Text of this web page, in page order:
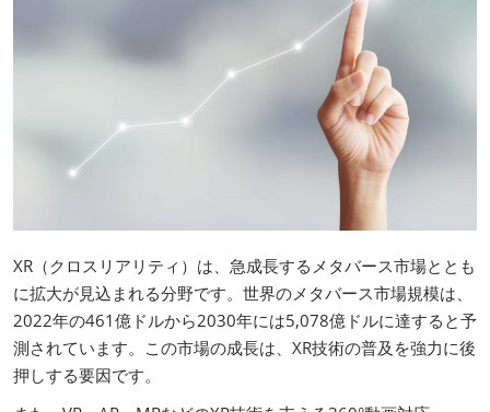
XR（クロスリアリティ）は、急成長するメタバース市場ととも
に拡大が見込まれる分野です。世界のメタバース市場規模は、
2022年の461億ドルから2030年には5,078億ドルに達すると予
測されています。この市場の成長は、XR技術の普及を強力に後
押しする要因です。